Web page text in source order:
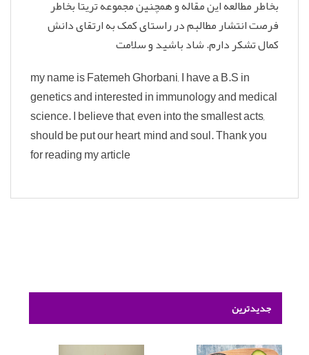
بخاطر مطالعه این مقاله و همچنین مجموعه تریتا بخاطر
فرصت انتشار مطالبم در راستای کمک به ارتقای دانش
کمال تشکر دارم. شاد باشید و سلامت
my name is Fatemeh Ghorbani, I have a B.S in
genetics and interested in immunology and medical
science. I believe that, even into the smallest acts,
should be put our heart, mind and soul. Thank you
for reading my article
جدیدترین